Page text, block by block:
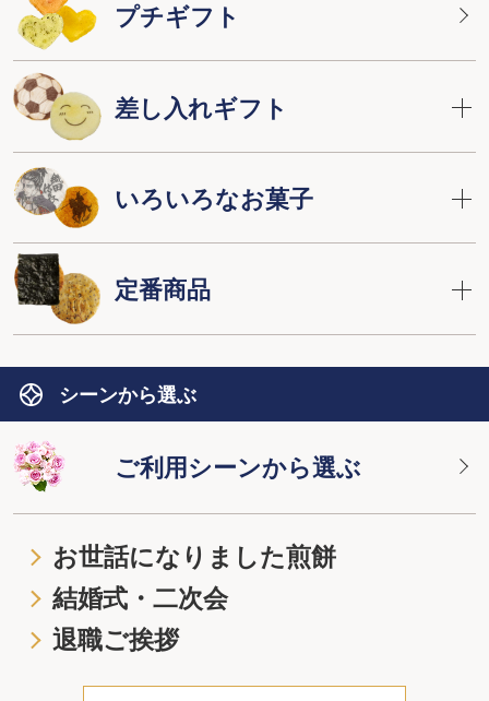
プチギフト
差し入れギフト
いろいろなお菓子
定番商品
シーンから選ぶ
ご利用シーンから選ぶ
お世話になりました煎餅
結婚式・二次会
退職ご挨拶